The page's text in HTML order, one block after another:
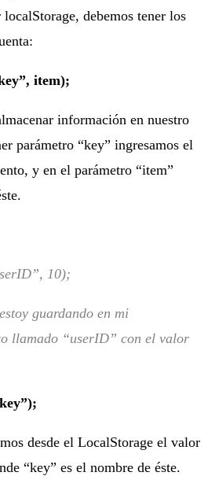
debemos tener los
item);
información en nuestro
parámetro “key” ingresamos el
y en el parámetro “item”
10);
guardando en mi
llamado “userID” con el valor
desde el LocalStorage el valor
“key” es el nombre de éste.